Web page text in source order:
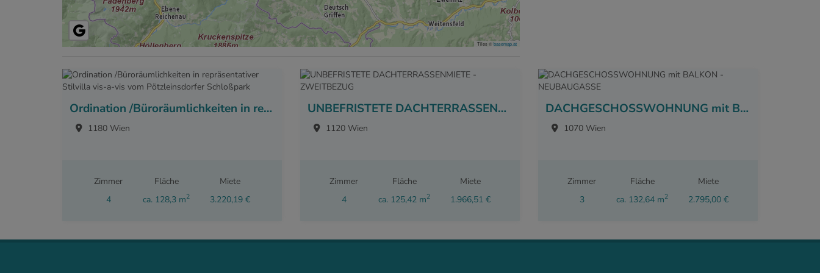
Tiles ©basemap.at
Ordination /Büroräumlichkeiten in repräsentativer Stilvilla vis-a-vis vom Pötzleinsdorfer Schloßpark
1180 Wien
Zimmer
4
Fläche
ca. 128,3 m2
Miete
3.220,19 €
UNBEFRISTETE DACHTERRASSENMIETE - ZWEITBEZUG
1120 Wien
Zimmer
4
Fläche
ca. 125,42 m2
Miete
1.966,51 €
DACHGESCHOSSWOHNUNG mit BALKON - NEUBAUGASSE
1070 Wien
Zimmer
3
Fläche
ca. 132,64 m2
Miete
2.795,00 €